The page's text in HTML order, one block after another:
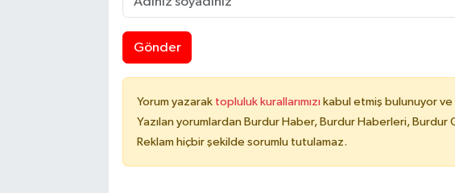
Gönder
Yorum yazarak topluluk kurallarımızı kabul etmiş bulunuyor
Yazılan yorumlardan Burdur Haber, Burdur Haberleri, Burdur
Reklam hiçbir şekilde sorumlu tutulamaz.